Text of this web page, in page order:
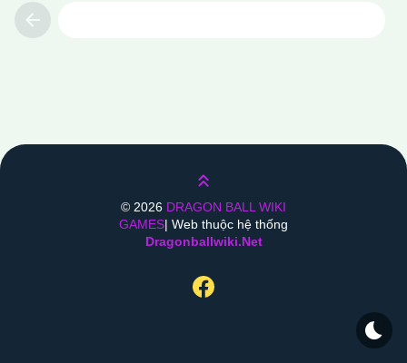
Lên trên
© 2026 DRAGON BALL WIKI
GAMES| Web thuộc hệ thống
Dragonballwiki.net